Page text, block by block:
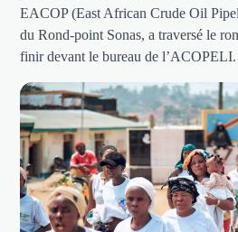
EACOP (East African Crude Oil
du Rond-point Sonas, a traversé le
finir devant le bureau de l’ACOPELI.